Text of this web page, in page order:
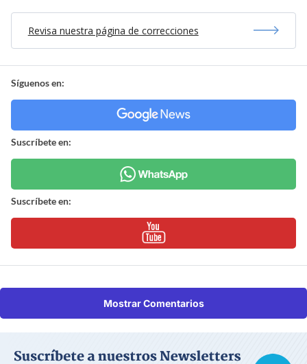
Revisa nuestra página de correcciones
Síguenos en:
Suscríbete en:
Suscríbete en:
Mostrar Comentarios